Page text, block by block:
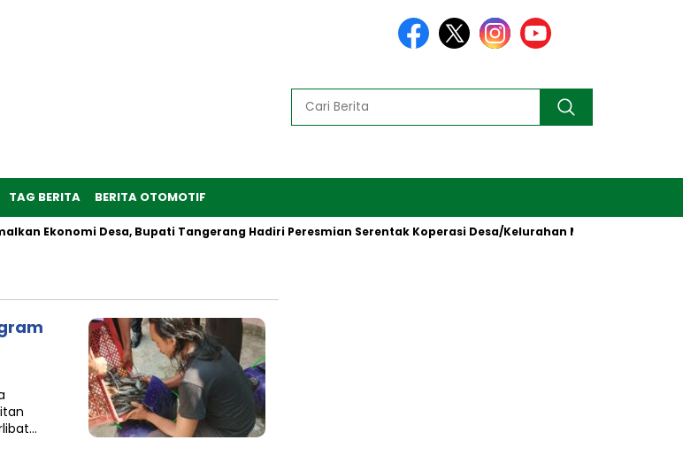
TAG BERITA BERITA OTOMOTIF
Ekonomi Desa, Bupati Tangerang Hadiri Peresmian Serentak Koperasi Desa/Kelurahan Merah Putih oleh